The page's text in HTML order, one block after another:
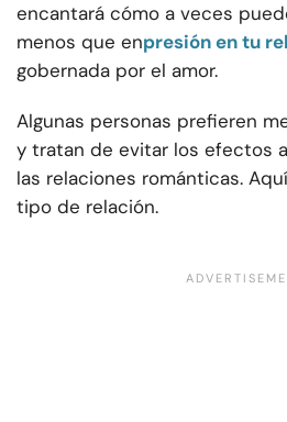
encantará cómo a veces
menos que enpresión en tu
gobernada por el amor.
Algunas personas prefieren
y tratan de evitar los efectos
las relaciones románticas.
tipo de relación.